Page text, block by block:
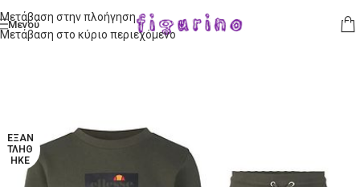
Μετάβαση στην πλοήγηση
Μετάβαση στο κύριο περιεχόμενο
Μενού
ΕΞΑΝ
ΤΛΉΘ
ΗΚΕ